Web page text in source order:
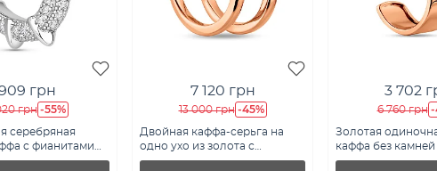
грн
грн -55%
серебряная
с фианитами
7 120 грн
13 000 грн -45%
Двойная каффа-cерьга на
одно ухо из золота с
фианитом (арт. 110855Я)
3 702
6 760 грн -
Золотая
каффа без камней
110853Я)